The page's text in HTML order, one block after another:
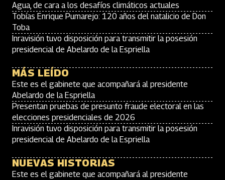
Agua, de cara a los desafíos climáticos actuales
Tobías Enrique Pumarejo: 120 años del natalicio de Don
Toba
Inravisión tuvo disposición para transmitir la posesión
presidencial de Abelardo de la Espriella
MÁS LEÍDO
Este es el gabinete que acompañará al presidente
Abelardo de la Espriella
Presentan pruebas de presunto fraude electoral en las
elecciones presidenciales de 2026
Inravisión tuvo disposición para transmitir la posesión
presidencial de Abelardo de la Espriella
NUEVAS HISTORIAS
Este es el gabinete que acompañará al presidente